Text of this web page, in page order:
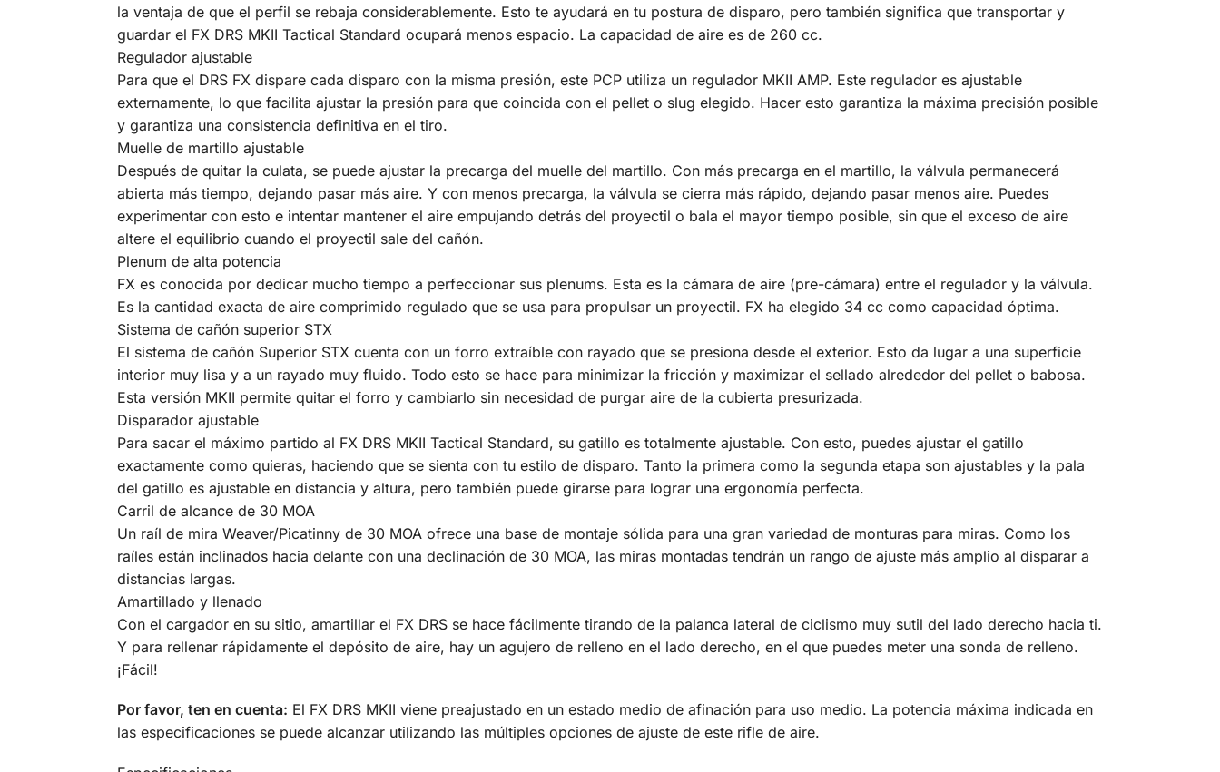
la ventaja de que el perfil se rebaja considerablemente. Esto te ayudará en tu postura de disparo, pero también significa que transportar y
guardar el FX DRS MKII Tactical Standard ocupará menos espacio. La capacidad de aire es de 260 cc.
Regulador ajustable
Para que el DRS FX dispare cada disparo con la misma presión, este PCP utiliza un regulador MKII AMP. Este regulador es ajustable
externamente, lo que facilita ajustar la presión para que coincida con el pellet o slug elegido. Hacer esto garantiza la máxima precisión posible
y garantiza una consistencia definitiva en el tiro.
Muelle de martillo ajustable
Después de quitar la culata, se puede ajustar la precarga del muelle del martillo. Con más precarga en el martillo, la válvula permanecerá
abierta más tiempo, dejando pasar más aire. Y con menos precarga, la válvula se cierra más rápido, dejando pasar menos aire. Puedes
experimentar con esto e intentar mantener el aire empujando detrás del proyectil o bala el mayor tiempo posible, sin que el exceso de aire
altere el equilibrio cuando el proyectil sale del cañón.
Plenum de alta potencia
FX es conocida por dedicar mucho tiempo a perfeccionar sus plenums. Esta es la cámara de aire (pre-cámara) entre el regulador y la válvula.
Es la cantidad exacta de aire comprimido regulado que se usa para propulsar un proyectil. FX ha elegido 34 cc como capacidad óptima.
Sistema de cañón superior STX
El sistema de cañón Superior STX cuenta con un forro extraíble con rayado que se presiona desde el exterior. Esto da lugar a una superficie
interior muy lisa y a un rayado muy fluido. Todo esto se hace para minimizar la fricción y maximizar el sellado alrededor del pellet o babosa.
Esta versión MKII permite quitar el forro y cambiarlo sin necesidad de purgar aire de la cubierta presurizada.
Disparador ajustable
Para sacar el máximo partido al FX DRS MKII Tactical Standard, su gatillo es totalmente ajustable. Con esto, puedes ajustar el gatillo
exactamente como quieras, haciendo que se sienta con tu estilo de disparo. Tanto la primera como la segunda etapa son ajustables y la pala
del gatillo es ajustable en distancia y altura, pero también puede girarse para lograr una ergonomía perfecta.
Carril de alcance de 30 MOA
Un raíl de mira Weaver/Picatinny de 30 MOA ofrece una base de montaje sólida para una gran variedad de monturas para miras. Como los
raíles están inclinados hacia delante con una declinación de 30 MOA, las miras montadas tendrán un rango de ajuste más amplio al disparar a
distancias largas.
Amartillado y llenado
Con el cargador en su sitio, amartillar el FX DRS se hace fácilmente tirando de la palanca lateral de ciclismo muy sutil del lado derecho hacia ti.
Y para rellenar rápidamente el depósito de aire, hay un agujero de relleno en el lado derecho, en el que puedes meter una sonda de relleno.
¡Fácil!
Por favor, ten en cuenta: El FX DRS MKII viene preajustado en un estado medio de afinación para uso medio. La potencia máxima indicada en
las especificaciones se puede alcanzar utilizando las múltiples opciones de ajuste de este rifle de aire.